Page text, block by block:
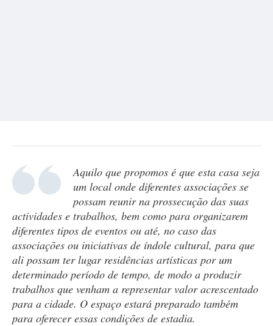
Aquilo que propomos é que esta casa seja
um local onde diferentes associações se
possam reunir na prossecução das suas
actividades e trabalhos, bem como para organizarem
diferentes tipos de eventos ou até, no caso das
associações ou iniciativas de índole cultural, para que
ali possam ter lugar residências artísticas por um
determinado período de tempo, de modo a produzir
trabalhos que venham a representar valor acrescentado
para a cidade. O espaço estará preparado também
para oferecer essas condições de estadia.